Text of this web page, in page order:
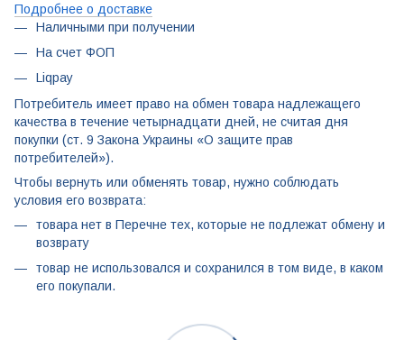
Подробнее о доставке
Наличными при получении
На счет ФОП
Liqpay
Потребитель имеет право на обмен товара надлежащего
качества в течение четырнадцати дней, не считая дня
покупки (ст. 9 Закона Украины «О защите прав
потребителей»).
Чтобы вернуть или обменять товар, нужно соблюдать
условия его возврата:
товара нет в Перечне тех, которые не подлежат обмену и
возврату
товар не использовался и сохранился в том виде, в каком
его покупали.